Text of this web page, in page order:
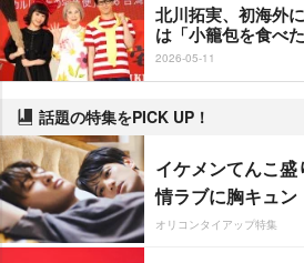
北川拓実、初海外
は「小籠包を食べた
2026-05-11
話題の特集をPICK UP！
イケメンてんこ
情ラブに胸キュン
オリコンタイアップ特集